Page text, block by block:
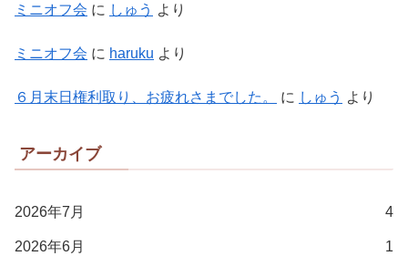
ミニオフ会 に しゅう より
ミニオフ会 に haruku より
６月末日権利取り、お疲れさまでした。 に しゅう より
アーカイブ
2026年7月 4
2026年6月 1